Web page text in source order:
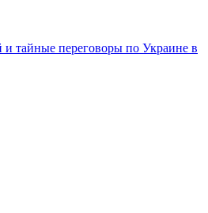
тайные переговоры по Украине в